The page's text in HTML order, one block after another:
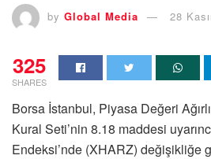
by Global Media 28
325
SHARES
Borsa İstanbul, Piyasa Değeri
Kural Seti’nin 8.18 maddesi
Endeksi’nde (XHARZ) değişikliğe